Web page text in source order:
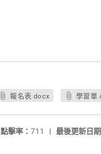
報名表.docx 學習單
最後更新日期
點擊率： 711 |